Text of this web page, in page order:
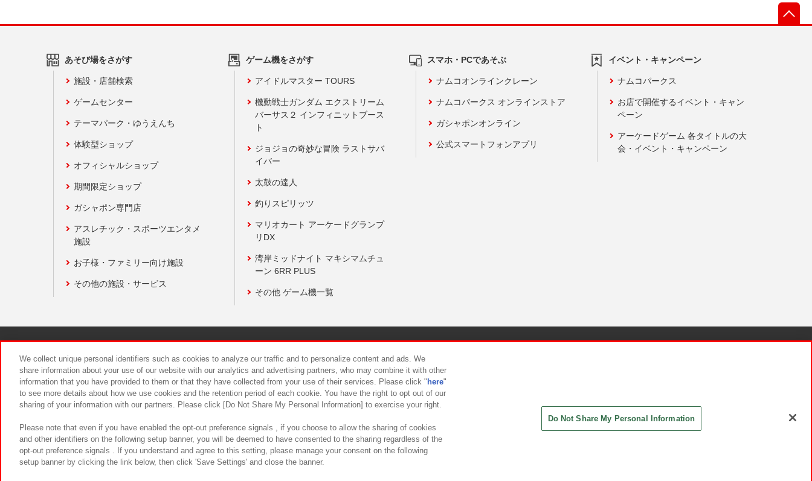
あそび場をさがす
施設・店舗検索
ゲームセンター
テーマパーク・ゆうえんち
体験型ショップ
オフィシャルショップ
期間限定ショップ
ガシャポン専門店
アスレチック・スポーツエンタメ
施設
お子様・ファミリー向け施設
その他の施設・サービス
ゲーム機をさがす
アイドルマスター TOURS
機動戦士ガンダム エクストリーム
バーサス２ インフィニットブース
ト
ジョジョの奇妙な冒険 ラストサバ
イバー
太鼓の達人
釣りスピリッツ
マリオカート アーケードグランプ
リDX
湾岸ミッドナイト マキシマムチュ
ーン 6RR PLUS
その他 ゲーム機一覧
スマホ・PCであそぶ
ナムコオンラインクレーン
ナムコパークス オンラインストア
ガシャポンオンライン
公式スマートフォンアプリ
イベント・キャンペーン
ナムコパークス
お店で開催するイベント・キャン
ペーン
アーケードゲーム 各タイトルの大
会・イベント・キャンペーン
食品のご提供について カスタマーハラスメント対応方針
We collect unique personal identifiers such as cookies to analyze our traffic and to personalize content and ads. We
share information about your use of our website with our analytics and advertising partners, who may combine it with other
information that you have provided to them or that they have collected from your use of their services. Please click " here"
to see more details about how we use cookies and the retention period of each cookie. You have the right to opt out of our
sharing of your information with our partners. Please click [Do Not Share My Personal Information] to exercise your right.
Please note that even if you have enabled the opt-out preference signals , if you choose to allow the sharing of cookies
and other identifiers on the following setup banner, you will be deemed to have consented to the sharing regardless of the
opt-out preference signals . If you understand and agree to this setting, please manage your consent on the following
setup banner by clicking the link below, then click 'Save Settings' and close the banner.
Do Not Share My Personal Information